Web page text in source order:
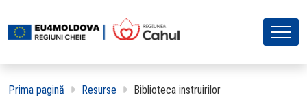
Prima pagină Resurse Biblioteca instruirilor